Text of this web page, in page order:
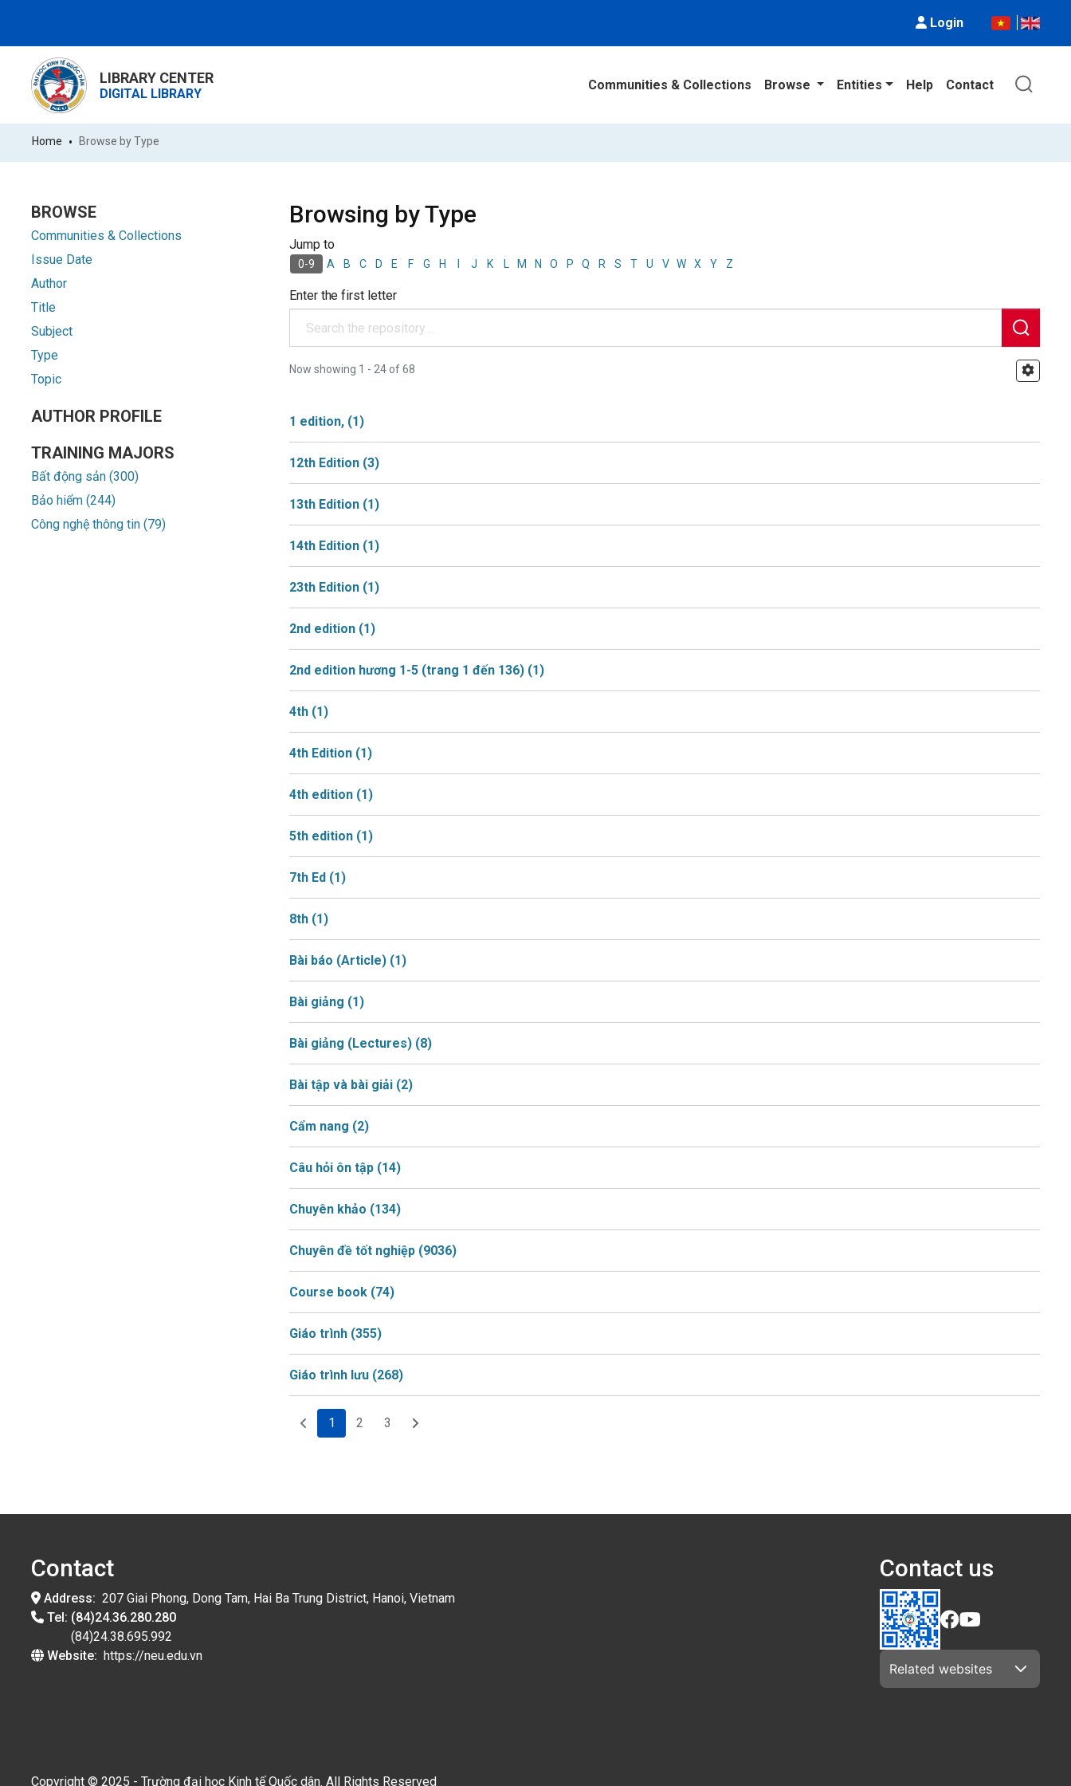
Login
LIBRARY CENTER
DIGITAL LIBRARY
Communities & Collections Browse Entities Help Contact
Home Browse by Type
BROWSE
Communities & Collections
Issue Date
Author
Title
Subject
Type
Topic
AUTHOR PROFILE
TRAINING MAJORS
Bất động sản (300)
Bảo hiểm (244)
Công nghệ thông tin (79)
Browsing by Type
Jump to
0-9 A B C D E F G H I J K L M N O P Q R S T U V W X Y Z
Enter the first letter
Now showing 1 - 24 of 68
1 edition, (1)
12th Edition (3)
13th Edition (1)
14th Edition (1)
23th Edition (1)
2nd edition (1)
2nd edition hương 1-5 (trang 1 đến 136) (1)
4th (1)
4th Edition (1)
4th edition (1)
5th edition (1)
7th Ed (1)
8th (1)
Bài báo (Article) (1)
Bài giảng (1)
Bài giảng (Lectures) (8)
Bài tập và bài giải (2)
Cẩm nang (2)
Câu hỏi ôn tập (14)
Chuyên khảo (134)
Chuyên đề tốt nghiệp (9036)
Course book (74)
Giáo trình (355)
Giáo trình lưu (268)
1(current)
2 3
Contact
Address: 207 Giai Phong, Dong Tam, Hai Ba Trung District, Hanoi, Vietnam
Tel: (84)24.36.280.280
(84)24.38.695.992
Website: https://neu.edu.vn
Contact us
Related websites
Copyright © 2025 - Trường đại học Kinh tế Quốc dân. All Rights Reserved